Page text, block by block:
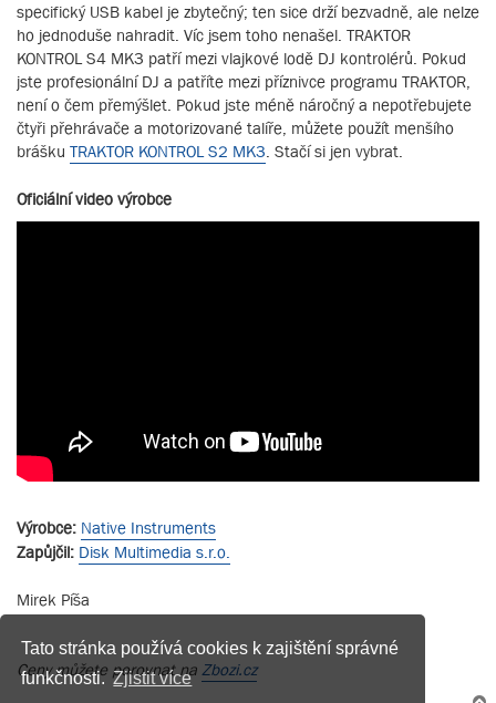
Tato stránka používá cookies k zajištění správné
funkčnosti. Zjistit více
specifický USB kabel je zbytečný; ten sice drží bezvadně, ale nelze
ho jednoduše nahradit. Víc jsem toho nenašel. TRAKTOR
KONTROL S4 MK3 patří mezi vlajkové lodě DJ kontrolérů. Pokud
jste profesionální DJ a patříte mezi příznivce programu TRAKTOR,
není o čem přemýšlet. Pokud jste méně náročný a nepotřebujete
čtyři přehrávače a motorizované talíře, můžete použít menšího
brášku TRAKTOR KONTROL S2 MK3 . Stačí si jen vybrat.
Oficiální video výrobce
Výrobce: Native Instruments
Zapůjčil: Disk Multimedia s.r.o.
Mirek Píša
Ceny můžete porovnat na Zbozi.cz